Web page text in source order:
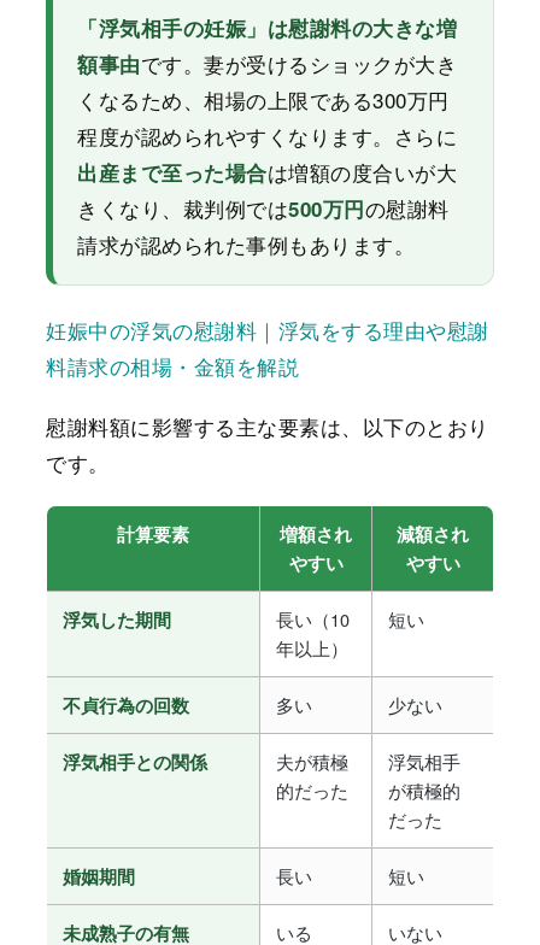
「浮気相手の妊娠」は慰謝料の大きな増
額事由です。妻が受けるショックが大き
くなるため、相場の上限である300万円
程度が認められやすくなります。さらに
出産まで至った場合は増額の度合いが大
きくなり、裁判例では500万円の慰謝料
請求が認められた事例もあります。
妊娠中の浮気の慰謝料｜浮気をする理由や慰謝
料請求の相場・金額を解説
慰謝料額に影響する主な要素は、以下のとおり
です。
計算要素
増額され
やすい
減額され
やすい
浮気した期間
長い（10
年以上）
短い
不貞行為の回数 多い 少ない
浮気相手との関係
夫が積極
的だった
浮気相手
が積極的
だった
婚姻期間 長い 短い
未成熟子の有無 いる いない